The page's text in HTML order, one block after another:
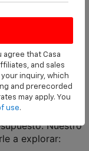
con el
el
Chevrolet
y el
vehículo
Nuestro
a explorar:
agree that Casa
and sales
inquiry, which
and prerecorded
may apply. You
use.